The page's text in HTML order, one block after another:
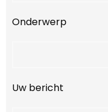
Onderwerp
Uw bericht